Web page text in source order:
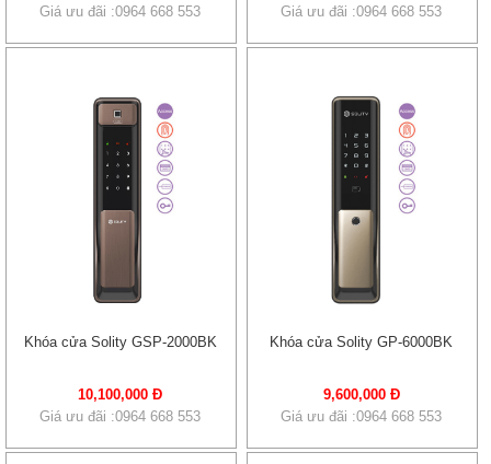
Giá ưu đãi :0964 668 553
Giá ưu đãi :0964 668 553
Khóa cửa Solity GSP-2000BK
10,100,000 Đ
Giá ưu đãi :0964 668 553
Khóa cửa Solity GP-6000BK
9,600,000 Đ
Giá ưu đãi :0964 668 553